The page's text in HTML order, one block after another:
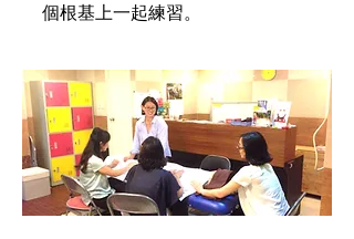
個根基上一起練習。